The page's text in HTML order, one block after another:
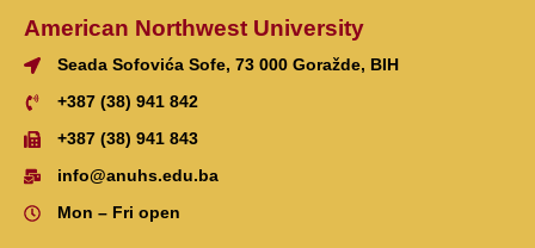
American Northwest University
Seada Sofovića Sofe, 73 000 Goražde, BIH
+387 (38) 941 842
+387 (38) 941 843
info@anuhs.edu.ba
Mon – Fri open